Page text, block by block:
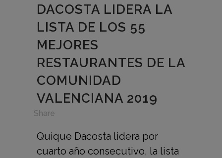
DACOSTA LIDERA LA
LISTA DE LOS 55
MEJORES
RESTAURANTES DE LA
COMUNIDAD
VALENCIANA 2019
Share
Quique Dacosta lidera por
cuarto año consecutivo, la lista